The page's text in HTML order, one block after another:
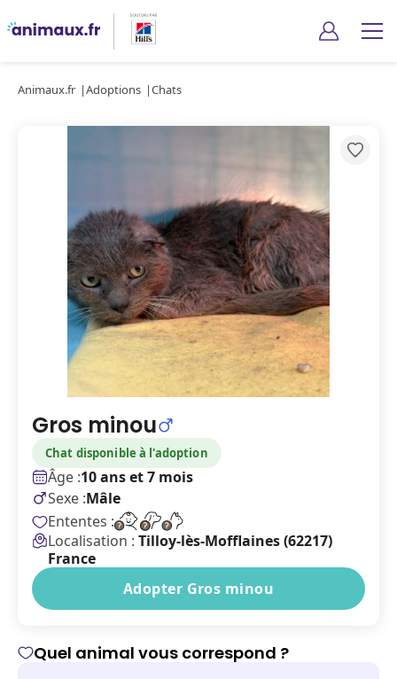
Animaux.fr Adoptions Chats
Gros minou
Chat disponible à l'adoption
Âge :10 ans et 7 mois
Sexe :Mâle
Ententes :
Localisation : Tilloy-lès-Mofflaines (62217)
France
Adopter Gros minou
Quel animal vous correspond ?